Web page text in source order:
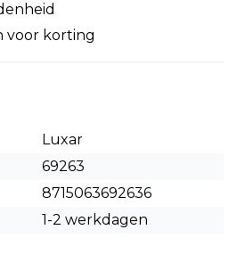
voor korting
Luxar
69263
8715063692636
1-2 werkdagen